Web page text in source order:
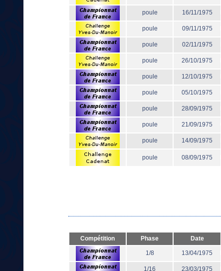
poule 16/11/1975
poule 09/11/1975
poule 02/11/1975
poule 26/10/1975
poule 12/10/1975
poule 05/10/1975
poule 28/09/1975
poule 21/09/1975
poule 14/09/1975
poule 08/09/1975
Compétition Phase Date
1/8 13/04/1975
1/16 23/03/1975